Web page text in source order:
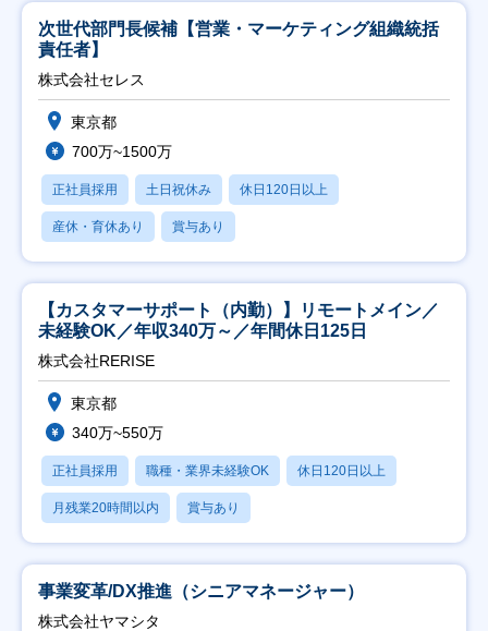
次世代部門長候補【営業・マーケティング組織統括
責任者】
株式会社セレス
東京都
700万~1500万
正社員採用 土日祝休み 休日120日以上
産休・育休あり 賞与あり
【カスタマーサポート（内勤）】リモートメイン／
未経験OK／年収340万～／年間休日125日
株式会社RERISE
東京都
340万~550万
正社員採用 職種・業界未経験OK 休日120日以上
月残業20時間以内 賞与あり
事業変革/DX推進（シニアマネージャー）
株式会社ヤマシタ